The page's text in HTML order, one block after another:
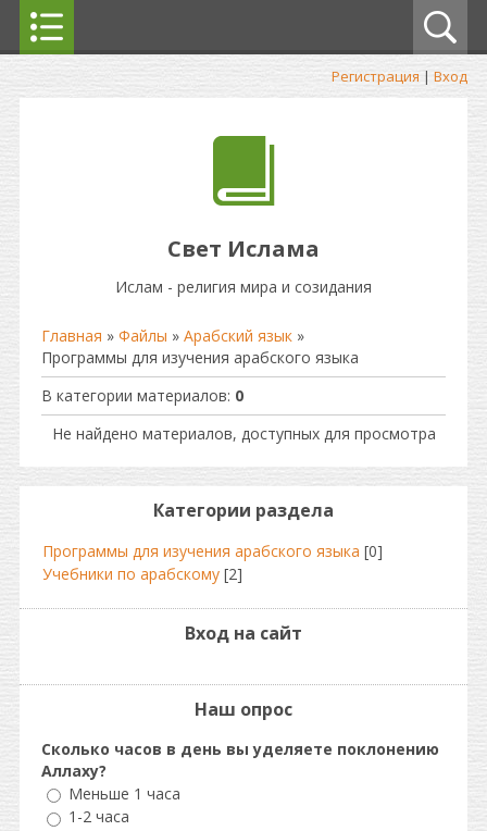
Регистрация | Вход
Свет Ислама
Ислам - религия мира и созидания
Главная » Файлы » Арабский язык »
Программы для изучения арабского языка
В категории материалов: 0
Не найдено материалов, доступных для просмотра
Категории раздела
Программы для изучения арабского языка [0]
Учебники по арабскому [2]
Вход на сайт
Наш опрос
Сколько часов в день вы уделяете поклонению
Аллаху?
Меньше 1 часа
1-2 часа